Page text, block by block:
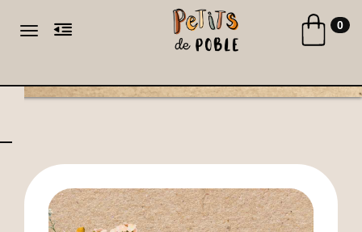
Toggle navigation
Toggle 0